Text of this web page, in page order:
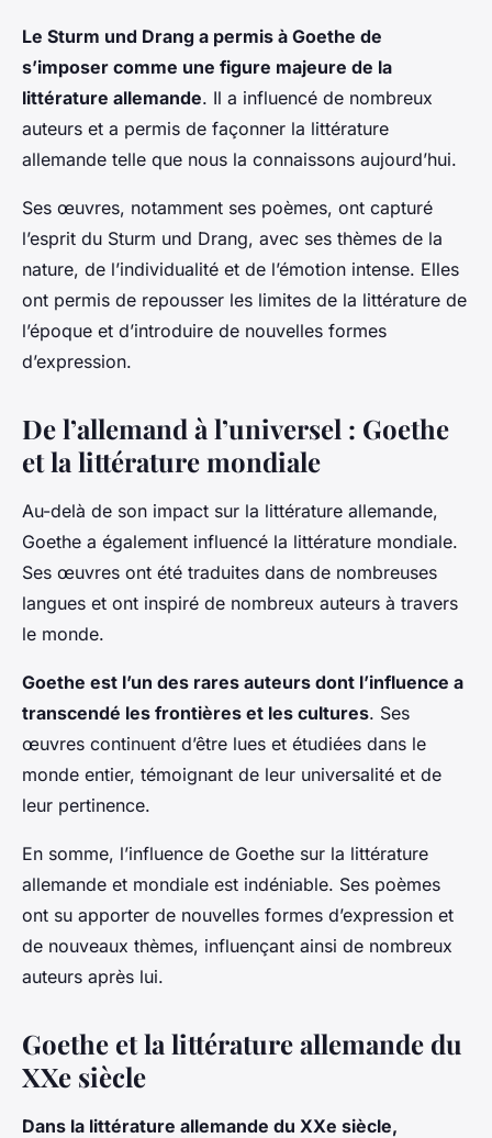
Le Sturm und Drang a permis à Goethe de
s’imposer comme une figure majeure de la
littérature allemande. Il a influencé de nombreux
auteurs et a permis de façonner la littérature
allemande telle que nous la connaissons aujourd’hui.
Ses œuvres, notamment ses poèmes, ont capturé
l’esprit du Sturm und Drang, avec ses thèmes de la
nature, de l’individualité et de l’émotion intense. Elles
ont permis de repousser les limites de la littérature de
l’époque et d’introduire de nouvelles formes
d’expression.
De l’allemand à l’universel : Goethe
et la littérature mondiale
Au-delà de son impact sur la littérature allemande,
Goethe a également influencé la littérature mondiale.
Ses œuvres ont été traduites dans de nombreuses
langues et ont inspiré de nombreux auteurs à travers
le monde.
Goethe est l’un des rares auteurs dont l’influence a
transcendé les frontières et les cultures. Ses
œuvres continuent d’être lues et étudiées dans le
monde entier, témoignant de leur universalité et de
leur pertinence.
En somme, l’influence de Goethe sur la littérature
allemande et mondiale est indéniable. Ses poèmes
ont su apporter de nouvelles formes d’expression et
de nouveaux thèmes, influençant ainsi de nombreux
auteurs après lui.
Goethe et la littérature allemande du
XXe siècle
Dans la littérature allemande du XXe siècle,